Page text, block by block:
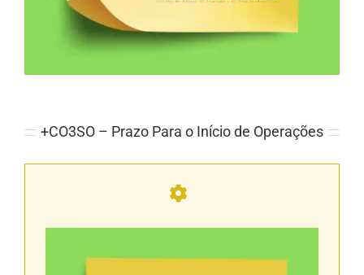
+CO3SO – Prazo Para o Início de Operações